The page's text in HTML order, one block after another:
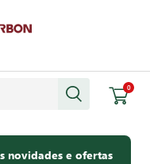
0
novidades e ofertas